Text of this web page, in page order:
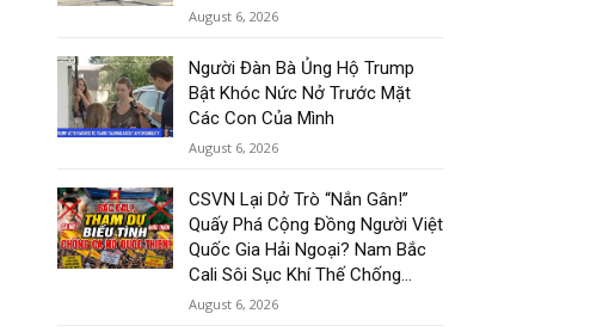
August 6, 2026
Người Đàn Bà Ủng Hộ Trump
Bật Khóc Nức Nở Trước Mặt
Các Con Của Mình
August 6, 2026
CSVN Lại Dở Trò “Nắn Gân!”
Quấy Phá Cộng Đồng Người Việt
Quốc Gia Hải Ngoại? Nam Bắc
Cali Sôi Sục Khí Thế Chống...
August 6, 2026